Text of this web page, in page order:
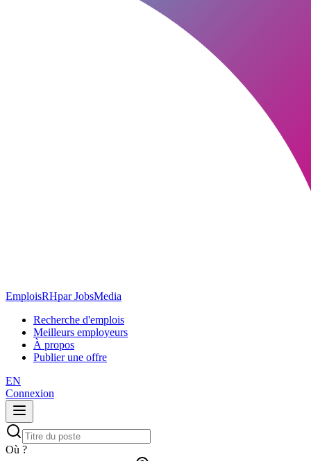
EmploisRHpar JobsMedia
Recherche d'emplois
Meilleurs employeurs
À propos
Publier une offre
EN
Connexion
Où ?